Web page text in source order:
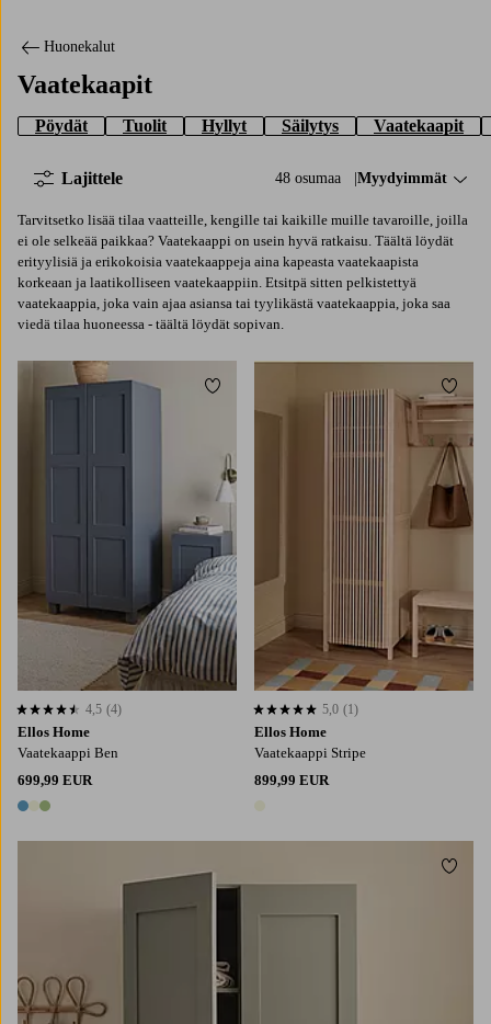
Huonekalut
Vaatekaapit
Pöydät Tuolit Hyllyt Säilytys Vaatekaapit
48 osumaa Lajittele:
Myydyimmät
Lajittele
Tarvitsetko lisää tilaa vaatteille, kengille tai kaikille muille tavaroille, joilla
ei ole selkeää paikkaa? Vaatekaappi on usein hyvä ratkaisu. Täältä löydät
erityylisiä ja erikokoisia vaatekaappeja aina kapeasta vaatekaapista
korkeaan ja laatikolliseen vaatekaappiin. Etsitpä sitten pelkistettyä
vaatekaappia, joka vain ajaa asiansa tai tyylikästä vaatekaappia, joka saa
viedä tilaa huoneessa - täältä löydät sopivan.
Ellos Home
Vaatekaappi Ben
699,99 EUR
3 värejä
4,5 perustuen 4 arvosanaan
4,5 (4)
Lisää suosikkeihin
Ellos Home
Vaatekaappi Stripe
899,99 EUR
1 väri
5,0 perustuen 1 arvosanaan
5,0 (1)